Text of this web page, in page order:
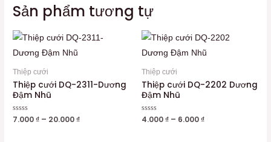
Sản phẩm tương tự
Thiệp cưới
Thiệp cưới DQ-2311-Dương
Đậm Nhũ
Được
7.000₫ – 20.000₫
Thiệp cưới
Thiệp cưới DQ-2202 Dương
Đậm Nhũ
Được
4.000₫ – 6.000₫